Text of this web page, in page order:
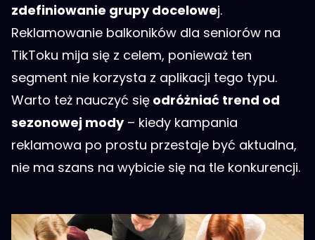
zdefiniowanie grupy docelowej.
Reklamowanie balkoników dla seniorów na
TikToku mija się z celem, ponieważ ten
segment nie korzysta z aplikacji tego typu.
Warto też nauczyć się odróżniać trend od
sezonowej mody– kiedy kampania
reklamowa po prostu przestaje być aktualna,
nie ma szans na wybicie się na tle konkurencji.